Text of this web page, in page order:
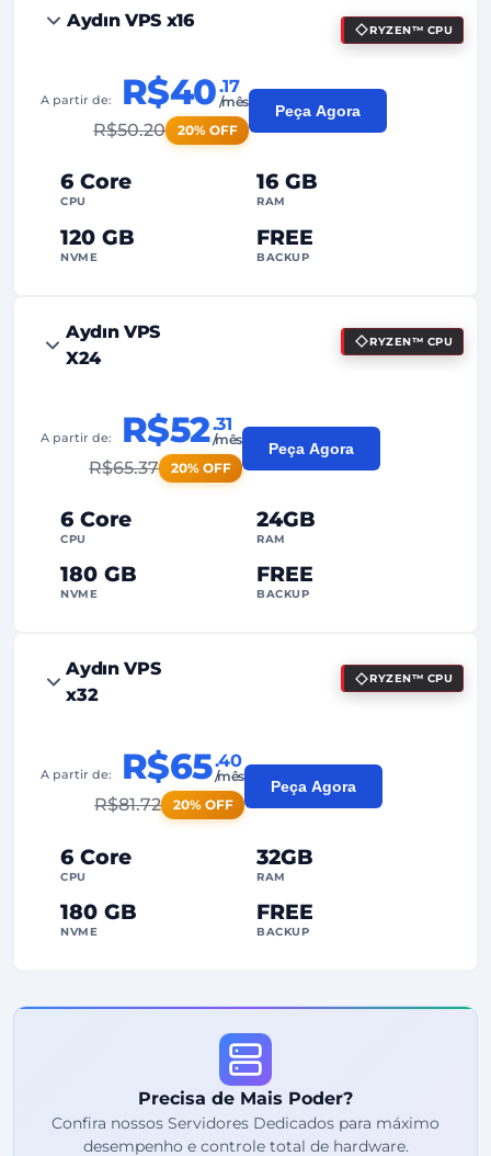
Aydın VPS x16 RYZEN™ CPU
6 Core
CPU
16 GB
RAM
120 GB
NVME
FREE
BACKUP
A partir de: R$40.17
/mês
R$50.20 20% OFF
Peça Agora
99%
2Pontos de Backup
24/7Suporte Especializado
Dedicado
Aydın VPS
X24
RYZEN™ CPU
6 Core
CPU
24GB
RAM
180 GB
NVME
FREE
BACKUP
A partir de: R$52.31
/mês
R$65.37 20% OFF
Peça Agora
99%
2Pontos de Backup
24/7Suporte Especializado
Dedicado
Aydın VPS
x32
RYZEN™ CPU
6 Core
CPU
32GB
RAM
180 GB
NVME
FREE
BACKUP
A partir de: R$65.40
/mês
R$81.72 20% OFF
Peça Agora
Pontos de Backup
24/7Suporte Especializado
Precisa de Mais Poder?
Confira nossos Servidores Dedicados para máximo
desempenho e controle total de hardware.